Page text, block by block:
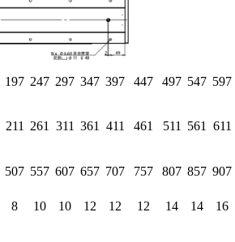
197 247 297 347 397 447 497 547 597
211 261 311 361 411 461 511 561 611
507 557 607 657 707 757 807 857 907
8 10 10 12 12 12 14 14
16